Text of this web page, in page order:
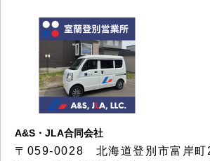
A&S・JLA合同会社
〒 059-0028 北海道登別市富岸町